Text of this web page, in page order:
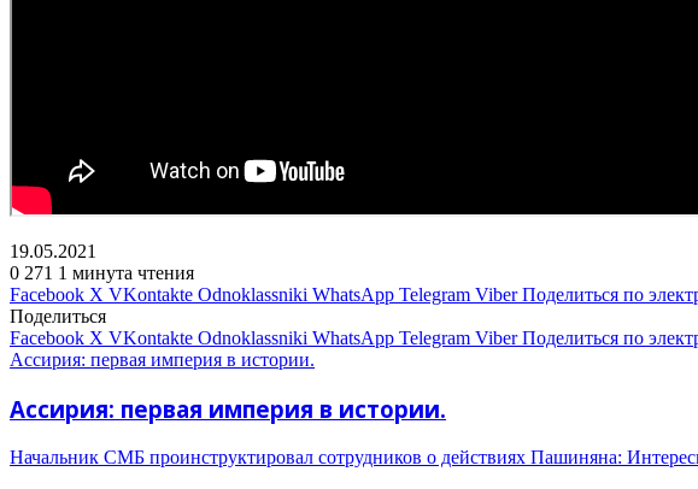
19.05.2021
0 271 1 минута чтения
Facebook X VKontakte Odnoklassniki WhatsApp Telegram Viber Поделиться по
Поделиться
Facebook X VKontakte Odnoklassniki WhatsApp Telegram Viber Поделиться по
Ассирия: первая империя в истории.
Ассирия: первая империя в истории.
Начальник СМБ проинструктировал сотрудников о действиях Пашиняна: